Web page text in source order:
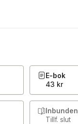
E-bok
43 kr
Inbunden
Tillf. slut